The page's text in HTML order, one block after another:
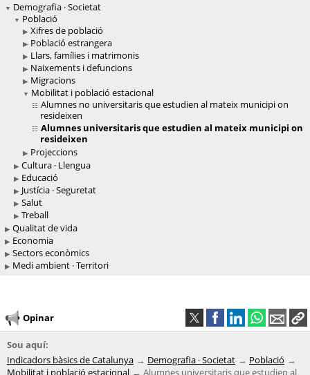
Demografia · Societat
Població
Xifres de població
Població estrangera
Llars, famílies i matrimonis
Naixements i defuncions
Migracions
Mobilitat i població estacional
Alumnes no universitaris que estudien al mateix municipi on
resideixen
Alumnes universitaris que estudien al mateix municipi on
resideixen
Projeccions
Cultura · Llengua
Educació
Justícia · Seguretat
Salut
Treball
Qualitat de vida
Economia
Sectors econòmics
Medi ambient · Territori
Opinar
Sou aquí:
Indicadors bàsics de Catalunya
Demografia · Societat
Població
Mobilitat i població estacional
Alumnes universitaris que estudien al